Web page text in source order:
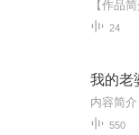
24
我的老
550